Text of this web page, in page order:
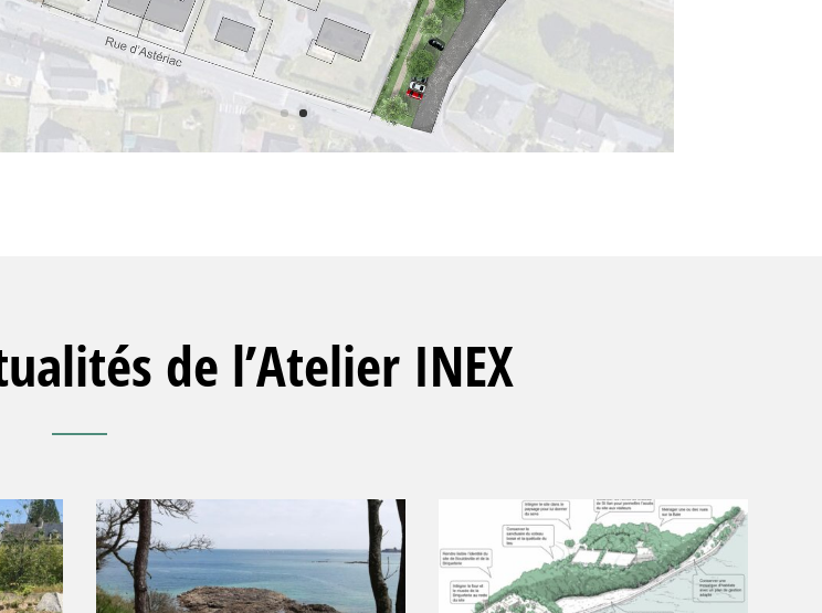
de l’Atelier INEX